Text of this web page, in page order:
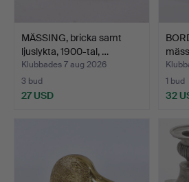
MÄSSING, bricka samt
ljuslykta, 1900-tal, …
Klubbades 7 aug 2026
3 bud
27 USD
1 bud
32